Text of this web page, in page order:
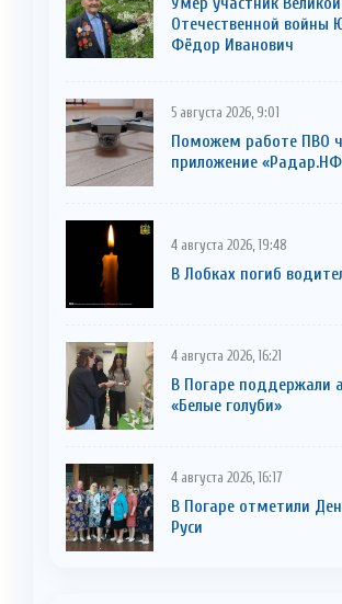
Отечественной войны
Фёдор Иванович
5 августа 2026, 9:01
Поможем работе ПВО
приложение
4 августа 2026, 19:48
В Лобках погиб
4 августа 2026, 16:21
В Погаре поддержали
«Белые голуби»
4 августа 2026, 16:17
В Погаре отметили
Руси